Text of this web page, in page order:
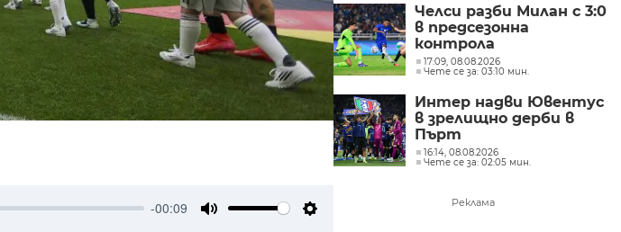
-00:09
Челси разби Милан с 3:0
в предсезонна
контрола
17:09, 08.08.2026
Чете се за: 03:10 мин.
Интер надви Ювентус
в зрелищно дерби в
Пърт
16:14, 08.08.2026
Чете се за: 02:05 мин.
Реклама